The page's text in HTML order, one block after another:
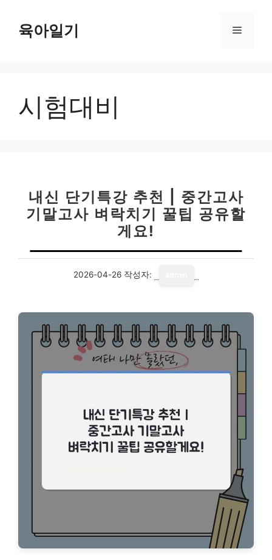
육아일기 메
시험대비
내신 단기특강 추천 | 중간고사
기말고사 벼락치기 꿀팁 공유할
게요!
2026-04-26 작성자: